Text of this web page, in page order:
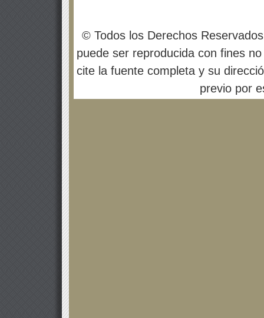
© Todos los Derechos
puede ser reproducida con fines
cite la fuente completa y su
previo por